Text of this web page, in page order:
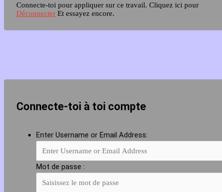
Connecte-toi pour appliquer sur ce travail. Cliquez ici pour
Déconnecter Et essayez encore.
Connecte-toi à toi compte
Enter Username or Email Address:
Mot de passe :